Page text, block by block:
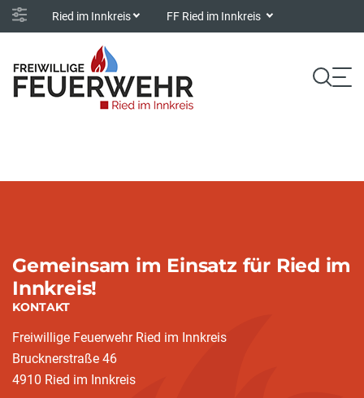
Ried im Innkreis FF Ried im Innkreis
Gemeinsam im Einsatz für Ried im
Innkreis!
KONTAKT
Freiwillige Feuerwehr Ried im Innkreis
Brucknerstraße 46
4910 Ried im Innkreis